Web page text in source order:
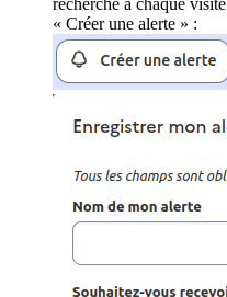
recherche à chaque
« Créer une alerte » :